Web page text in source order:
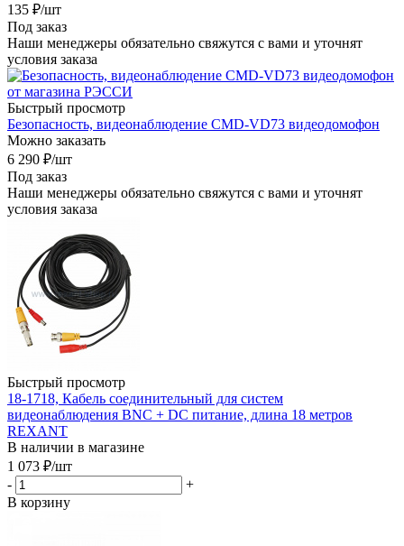
135 ₽/шт
Под заказ
Наши менеджеры обязательно свяжутся с вами и уточнят
условия заказа
Быстрый просмотр
Безопасность, видеонаблюдение CMD-VD73 видеодомофон
Можно заказать
6 290 ₽/шт
Под заказ
Наши менеджеры обязательно свяжутся с вами и уточнят
условия заказа
Быстрый просмотр
18-1718, Кабель соединительный для систем
видеонаблюдения BNC + DC питание, длина 18 метров
REXANT
В наличии в магазине
1 073 ₽/шт
-
+
В корзину